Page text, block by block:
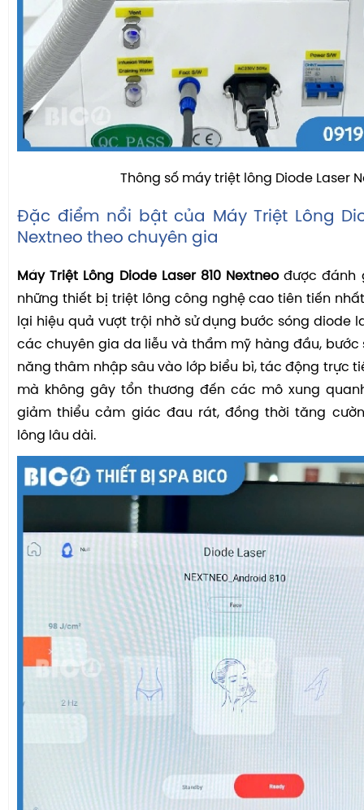
Thông số máy triệt lông Diode Laser
Đặc điểm nổi bật của Máy Triệt Lông
Nextneo theo chuyên gia
Máy Triệt Lông Diode Laser 810 Nextneođược đánh
những thiết bị triệt lông công nghệ cao tiên tiến
lại hiệu quả vượt trội nhờ sử dụng bước sóng diode
các chuyên gia da liễu và thẩm mỹ hàng đầu, bước
năng thâm nhập sâu vào lớp biểu bì, tác động trực
mà không gây tổn thương đến các mô xung
giảm thiểu cảm giác đau rát, đồng thời tăng
lông lâu dài.